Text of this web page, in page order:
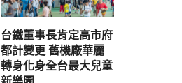
台鐵董事長肯定高市府
都計變更 舊機廠華麗
轉身化身全台最大兒童